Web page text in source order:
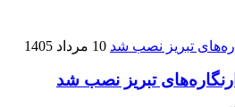
10 مرداد 1405
تبریز نصب شد